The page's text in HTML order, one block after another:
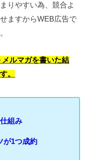
りやすい為、競合よ
ますからWEB広告で
ルマガを書いた結
。
組み
が1つ成約